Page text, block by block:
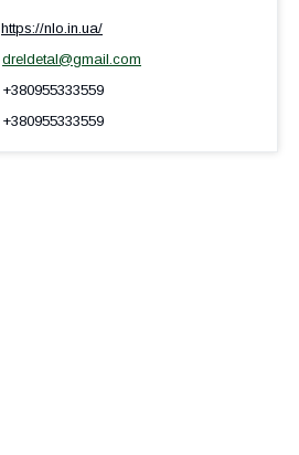
https://nlo.in.ua/
dreldetal@gmail.com
+380955333559
+380955333559